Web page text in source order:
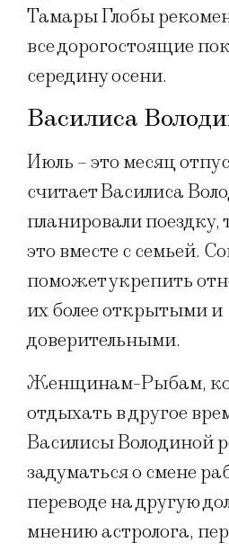
Тамары Глобы
все дорогостоящие
середину осени.
Василиса
Июль – это месяц
считает Василиса
планировали поездку,
это вместе с семьей.
поможет укрепить
их более открытыми и
доверительными.
Женщинам-Рыбам,
отдыхать в другое
Василисы Володиной
задуматься о смене
переводе на другую
мнению астролога,